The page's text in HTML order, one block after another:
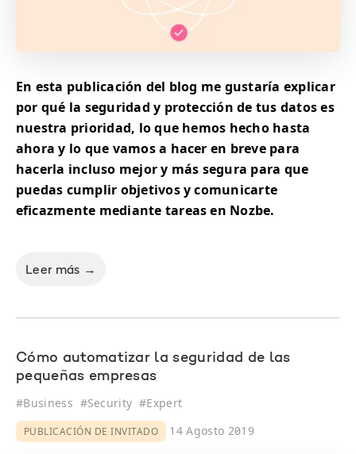
En esta publicación del blog me gustaría explicar
por qué la seguridad y protección de tus datos es
nuestra prioridad, lo que hemos hecho hasta
ahora y lo que vamos a hacer en breve para
hacerla incluso mejor y más segura para que
puedas cumplir objetivos y comunicarte
eficazmente mediante tareas en Nozbe.
Leer más →
Cómo automatizar la seguridad de las
pequeñas empresas
#Business #Security #Expert
PUBLICACIÓN DE INVITADO 14 Agosto 2019